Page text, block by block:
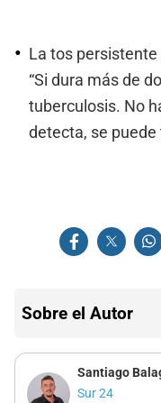
La tos
“Si dura más de
tuberculosis. No
detecta, se puede
Sobre el Autor
Santiago
Sur 24